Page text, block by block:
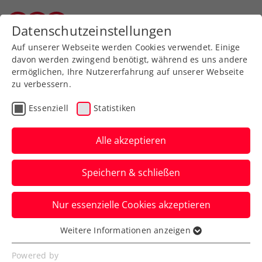
Zurück zur Newsübersicht
Turniere
Erste Bank Open:
Erfolgslauf geht weiter –
Erler/Miedler greifen
nach Doppeltitel
Das ÖTV-Davis-Cup-Duo steht beim ATP-
500-Millionenturnier in Wien sensationell
im sonntägigen Endspiel.
Datenschutzeinstellungen
Auf unserer Webseite werden Cookies verwendet. Einige
davon werden zwingend benötigt, während es uns andere
ermöglichen, Ihre Nutzererfahrung auf unserer Webseite
zu verbessern.
Essenziell Statistiken
Alle akzeptieren
Speichern & schließen
Nur essenzielle Cookies akzeptieren
Essenziell
Essenzielle Cookies werden für grundlegende
Weitere Informationen anzeigen
Powered by